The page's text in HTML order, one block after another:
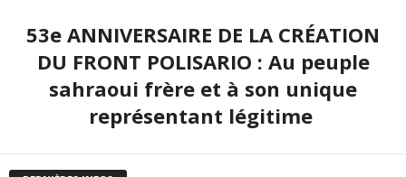
53e ANNIVERSAIRE DE LA CRÉATION
DU FRONT POLISARIO : Au peuple
sahraoui frère et à son unique
représentant légitime